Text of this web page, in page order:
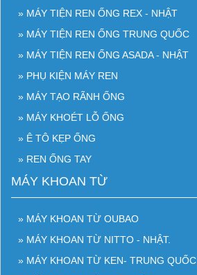
» MÁY TIỆN REN ỐNG REX - NHẬT
» MÁY TIỆN REN ỐNG TRUNG QUỐC
» MÁY TIỆN REN ỐNG ASADA - NHẬT
» PHỤ KIỆN MÁY REN
» MÁY TẠO RÃNH ỐNG
» MÁY KHOÉT LỖ ỐNG
» Ê TÔ KẸP ỐNG
» REN ỐNG TAY
MÁY KHOAN TỪ
» MÁY KHOAN TỪ OUBAO
» MÁY KHOAN TỪ NITTO - NHẬT.
» MÁY KHOAN TỪ KEN- TRUNG QUỐC